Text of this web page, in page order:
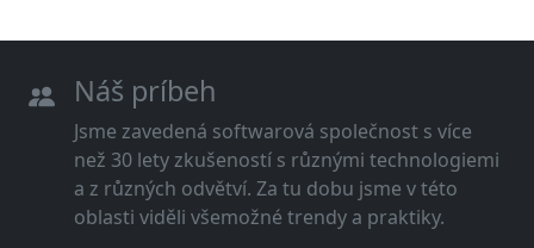
Náš príbeh
Jsme zavedená softwarová společnost s více
než 30 lety zkušeností s různými technologiemi
a z různých odvětví. Za tu dobu jsme v této
oblasti viděli všemožné trendy a praktiky.